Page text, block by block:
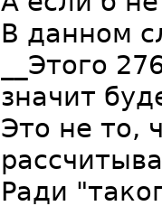
В данном
__Этого
значит
Это не то,
Ради